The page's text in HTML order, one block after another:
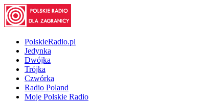
PolskieRadio.pl
Jedynka
Dwójka
Trójka
Czwórka
Radio Poland
Moje Polskie Radio